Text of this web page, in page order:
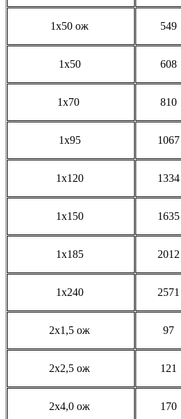
1x50 ож 549
1x50 608
1x70 810
1x95 1067
1x120 1334
1x150 1635
1x185 2012
1x240 2571
2x1,5 ож 97
2x2,5 ож 121
2x4,0 ож 170